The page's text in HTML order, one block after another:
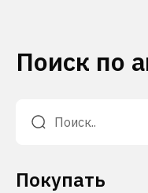
Поиск по
Покупать